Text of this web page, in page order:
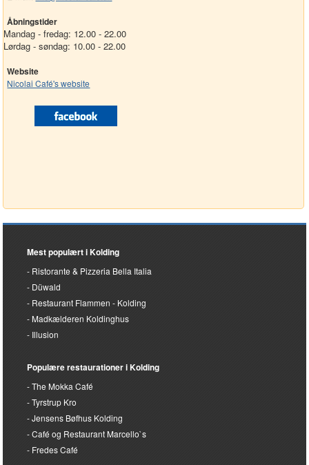
Åbningstider
Mandag - fredag: 12.00 - 22.00
Lørdag - søndag: 10.00 - 22.00
Website
Nicolai Café's website
Mest populært i Kolding
Ristorante & Pizzeria Bella Italia
Düwald
Restaurant Flammen - Kolding
Madkælderen Koldinghus
Illusion
Populære restaurationer i Kolding
The Mokka Café
Tyrstrup Kro
Jensens Bøfhus Kolding
Café og Restaurant Marcello`s
Fredes Café